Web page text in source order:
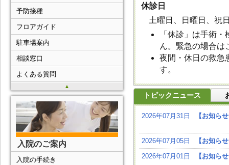
休診日
土曜日、日曜日、祝
「休診」は手術
ん。緊急の場合は
夜間・休日の救急
す。
トピックニュース
2026年07月31日 【お知ら
2026年07月05日
【お知ら
2026年07月01日
【お知ら
▲
予防接種
フロアガイド
駐車場案内
相談窓口
よくある質問
入院のご案内
入院の手続き